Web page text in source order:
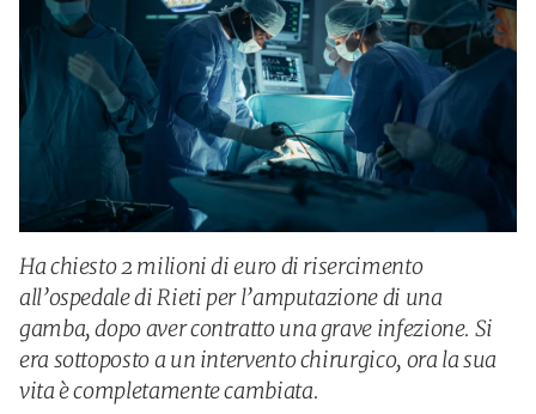
Ha chiesto 2 milioni di euro di risercimento
all’ospedale di Rieti per l’amputazione di una
gamba, dopo aver contratto una grave infezione. Si
era sottoposto a un intervento chirurgico, ora la sua
vita è completamente cambiata.